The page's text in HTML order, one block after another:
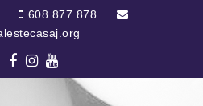
608 877 878
Twitter
Facebook
Instagram
Youtube